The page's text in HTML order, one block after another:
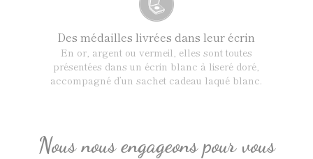
Des médailles livrées dans leur écrin
En or, argent ou vermeil, elles sont toutes
présentées dans un écrin blanc à liseré doré,
accompagné d’un sachet cadeau laqué blanc.
Nous nous engageons pour vous